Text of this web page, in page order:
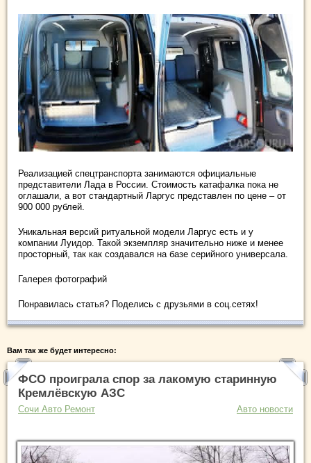
Реализацией спецтранспорта занимаются официальные
представители Лада в России. Стоимость катафалка пока не
оглашали, а вот стандартный Ларгус представлен по цене – от
900 000 рублей.
Уникальная версий ритуальной модели Ларгус есть и у
компании Луидор. Такой экземпляр значительно ниже и менее
просторный, так как создавался на базе серийного универсала.
Галерея фотографий
Понравилась статья? Поделись с друзьями в соц.сетях!
Вам так же будет интересно:
ФСО проиграла спор за лакомую старинную
Кремлёвскую АЗС
Сочи Авто Ремонт Авто новости